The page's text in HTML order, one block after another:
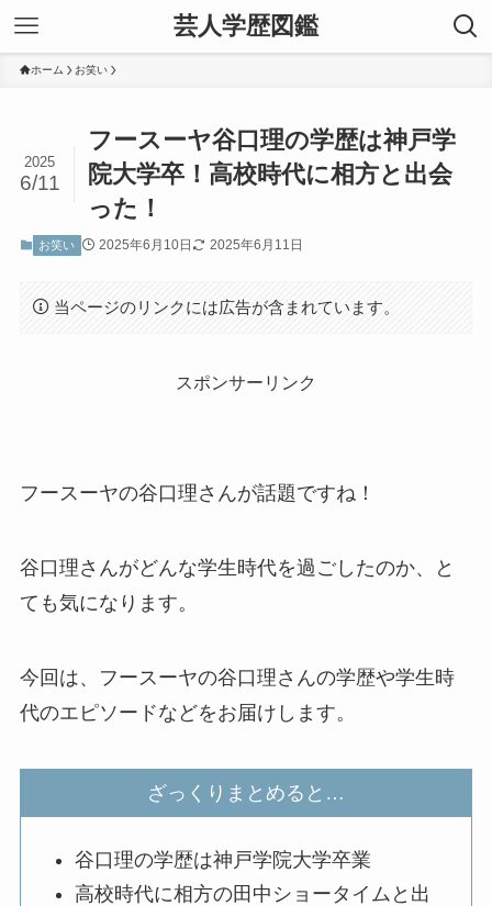
芸人学歴図鑑
ホーム お笑い
フースーヤ谷口理の学歴は神戸学
院大学卒！高校時代に相方と出会
った！
2025
6/11
お笑い 2025年6月10日 2025年6月11日
当ページのリンクには広告が含まれています。
スポンサーリンク
フースーヤの谷口理さんが話題ですね！
谷口理さんがどんな学生時代を過ごしたのか、と
ても気になります。
今回は、フースーヤの谷口理さんの学歴や学生時
代のエピソードなどをお届けします。
ざっくりまとめると…
谷口理の学歴は神戸学院大学卒業
高校時代に相方の田中ショータイムと出